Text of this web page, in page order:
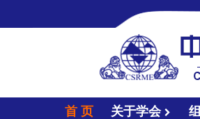
首 页 关于学会